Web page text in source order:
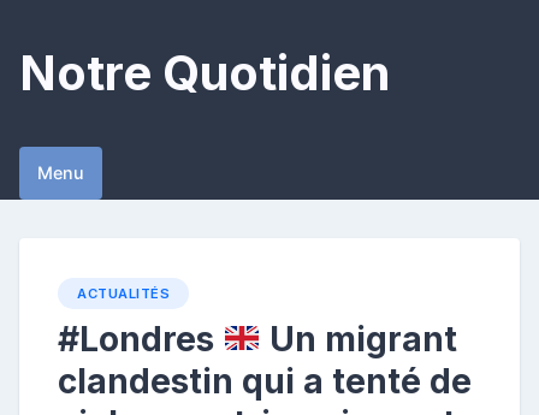
content
Notre Quotidien
Menu
ACTUALITÉS
#Londres
Un migrant
clandestin qui a tenté de